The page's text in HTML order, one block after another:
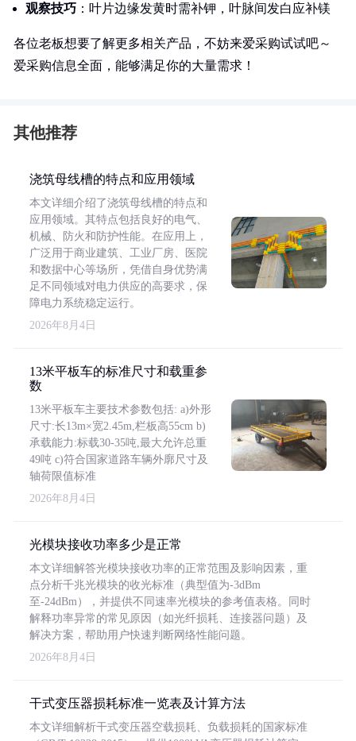
观察技巧 ：叶片边缘发黄时需补钾，叶脉间发白应补镁
各位老板想要了解更多相关产品，不妨来爱采购试试吧～
爱采购信息全面，能够满足你的大量需求！
其他推荐
浇筑母线槽的特点和应用领域
本文详细介绍了浇筑母线槽的特点和
应用领域。其特点包括良好的电气、
机械、防火和防护性能。在应用上，
广泛用于商业建筑、工业厂房、医院
和数据中心等场所，凭借自身优势满
足不同领域对电力供应的高要求，保
障电力系统稳定运行。
2026年8月4日
13米平板车的标准尺寸和载重参
数
13米平板车主要技术参数包括: a)外形
尺寸:长13m×宽2.45m,栏板高55cm b)
承载能力:标载30-35吨,最大允许总重
49吨 c)符合国家道路车辆外廓尺寸及
轴荷限值标准
2026年8月4日
光模块接收功率多少是正常
本文详细解答光模块接收功率的正常范围及影响因素，重
点分析千兆光模块的收光标准（典型值为-3dBm
至-24dBm），并提供不同速率光模块的参考值表格。同时
解释功率异常的常见原因（如光纤损耗、连接器问题）及
解决方案，帮助用户快速判断网络性能问题。
2026年8月4日
干式变压器损耗标准一览表及计算方法
本文详细解析干式变压器空载损耗、负载损耗的国家标准